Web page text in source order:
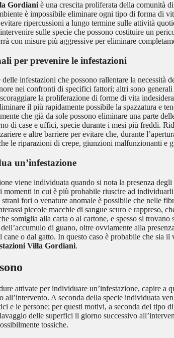
Gordiani è una crescita proliferata della comunità
è impossibile eliminare ogni tipo di forma di
ripercussioni a lungo termine sulle attività
sulle specie che possono costituire un
con misure più aggressive per eliminare
per prevenire le infestazioni
infestazioni che possono rallentare la necessità
nei confronti di specifici fattori; altri sono
la proliferazione di forme di vita
il più rapidamente possibile la spazzatura e
che già da sole possono eliminare una parte
di case e uffici, specie durante i mesi più freddi.
e altre barriere per evitare che, durante
le riparazioni di crepe, giunzioni malfunzionanti e
un’infestazione
viene individuata quando si nota la presenza
momenti in cui è più probabile riuscire ad
fori o venature anomale è possibile che nelle
piccole macchie di sangue scuro e rappreso,
somiglia alla carta o al cartone, e spesso si
di guano, oltre ovviamente alla
o dal gatto. In questo caso è probabile che sia
Villa Gordiani.
attivate per individuare un’infestazione, capire
A seconda della specie individuata
e le persone; per questi motivi, a seconda del tipo
delle superfici il giorno successivo
tossiche.